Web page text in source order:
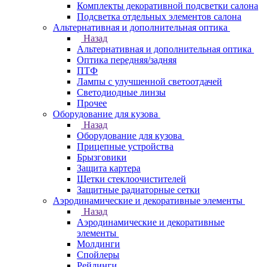
Комплекты декоративной подсветки салона
Подсветка отдельных элементов салона
Альтернативная и дополнительная оптика
Назад
Альтернативная и дополнительная оптика
Оптика передняя/задняя
ПТФ
Лампы с улучшенной светоотдачей
Светодиодные линзы
Прочее
Оборудование для кузова
Назад
Оборудование для кузова
Прицепные устройства
Брызговики
Защита картера
Щетки стеклоочистителей
Защитные радиаторные сетки
Аэродинамические и декоративные элементы
Назад
Аэродинамические и декоративные
элементы
Молдинги
Спойлеры